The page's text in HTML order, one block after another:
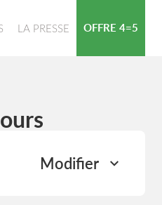
LA PRESSE OFFRE 4=5
Modifier